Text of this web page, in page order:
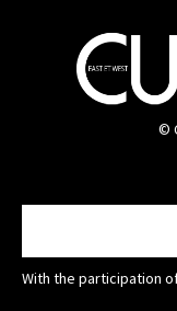
©
With the participation